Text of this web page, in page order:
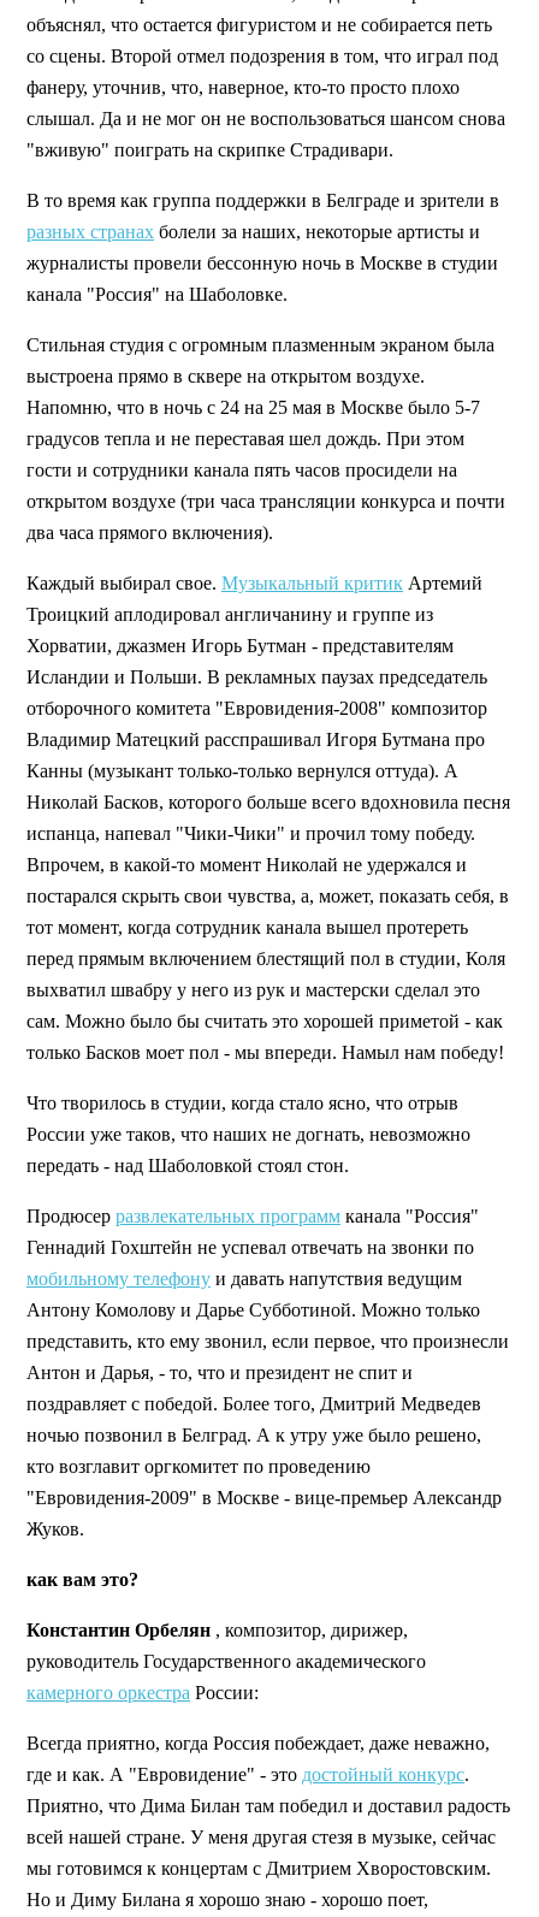
объяснял, что остается фигуристом и не собирается петь
со сцены. Второй отмел подозрения в том, что играл под
фанеру, уточнив, что, наверное, кто-то просто плохо
слышал. Да и не мог он не воспользоваться шансом снова
"вживую" поиграть на скрипке Страдивари.
В то время как группа поддержки в Белграде и зрители в
разных странах болели за наших, некоторые артисты и
журналисты провели бессонную ночь в Москве в студии
канала "Россия" на Шаболовке.
Стильная студия с огромным плазменным экраном была
выстроена прямо в сквере на открытом воздухе.
Напомню, что в ночь с 24 на 25 мая в Москве было 5-7
градусов тепла и не переставая шел дождь. При этом
гости и сотрудники канала пять часов просидели на
открытом воздухе (три часа трансляции конкурса и почти
два часа прямого включения).
Каждый выбирал свое. Музыкальный критик Артемий
Троицкий аплодировал англичанину и группе из
Хорватии, джазмен Игорь Бутман - представителям
Исландии и Польши. В рекламных паузах председатель
отборочного комитета "Евровидения-2008" композитор
Владимир Матецкий расспрашивал Игоря Бутмана про
Канны (музыкант только-только вернулся оттуда). А
Николай Басков, которого больше всего вдохновила песня
испанца, напевал "Чики-Чики" и прочил тому победу.
Впрочем, в какой-то момент Николай не удержался и
постарался скрыть свои чувства, а, может, показать себя, в
тот момент, когда сотрудник канала вышел протереть
перед прямым включением блестящий пол в студии, Коля
выхватил швабру у него из рук и мастерски сделал это
сам. Можно было бы считать это хорошей приметой - как
только Басков моет пол - мы впереди. Намыл нам победу!
Что творилось в студии, когда стало ясно, что отрыв
России уже таков, что наших не догнать, невозможно
передать - над Шаболовкой стоял стон.
Продюсер развлекательных программ канала "Россия"
Геннадий Гохштейн не успевал отвечать на звонки по
мобильному телефону и давать напутствия ведущим
Антону Комолову и Дарье Субботиной. Можно только
представить, кто ему звонил, если первое, что произнесли
Антон и Дарья, - то, что и президент не спит и
поздравляет с победой. Более того, Дмитрий Медведев
ночью позвонил в Белград. А к утру уже было решено,
кто возглавит оргкомитет по проведению
"Евровидения-2009" в Москве - вице-премьер Александр
Жуков.
как вам это?
Константин Орбелян , композитор, дирижер,
руководитель Государственного академического
камерного оркестра России:
Всегда приятно, когда Россия побеждает, даже неважно,
где и как. А "Евровидение" - это достойный конкурс.
Приятно, что Дима Билан там победил и доставил радость
всей нашей стране. У меня другая стезя в музыке, сейчас
мы готовимся к концертам с Дмитрием Хворостовским.
Но и Диму Билана я хорошо знаю - хорошо поет,